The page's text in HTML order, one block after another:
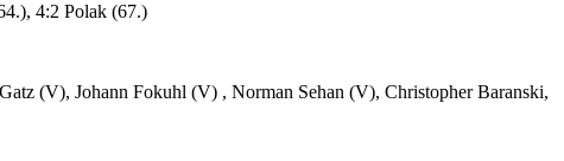
4:2 Polak (67.)
(V), Johann Fokuhl (V) , Norman Sehan (V), Christopher Baranski,